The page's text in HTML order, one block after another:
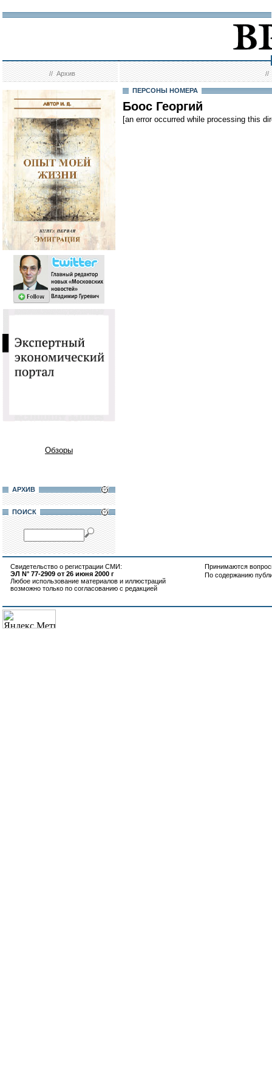
//Архив //
Обзоры
АРХИВ
ПОИСК
ПЕРСОНЫ НОМЕРА
Боос Георгий
[an error occurred while processing this
Свидетельство о регистрации СМИ:
ЭЛ N° 77-2909 от 26 июня 2000 г
Любое использование материалов и иллюстраций
возможно только по согласованию с редакцией
Принимаются
По содержанию